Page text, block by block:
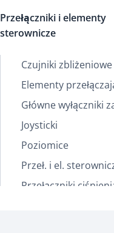
Przełączniki i elementy
sterownicze
Czujniki zbliżeniowe
Elementy
Główne wyłączniki
Joysticki
Poziomice
Przeł. i el.
Przełączniki